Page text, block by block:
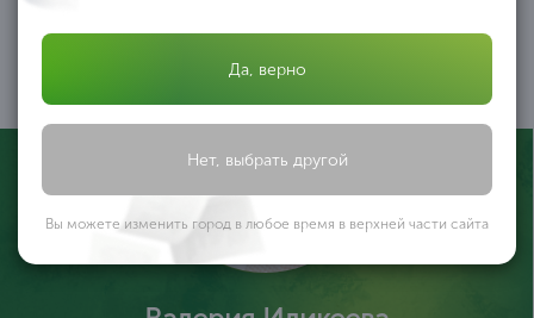
производство,
05
Да, верно
Нет, выбрать другой
Вы можете изменить город в любое время в верхней части сайта